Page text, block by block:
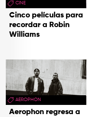
CINE
Cinco películas para
recordar a Robin
Williams
AEROPHON
Aerophon regresa a